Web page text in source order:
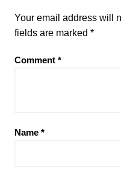
Your email address will
fields are marked *
Comment *
Name *